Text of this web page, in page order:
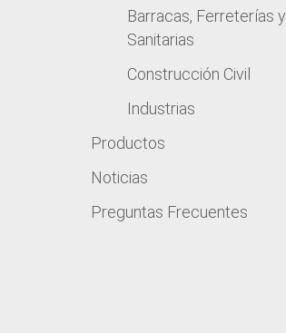
Barracas, Ferreterías y
Sanitarias
Construcción Civil
Industrias
Productos
Noticias
Preguntas Frecuentes